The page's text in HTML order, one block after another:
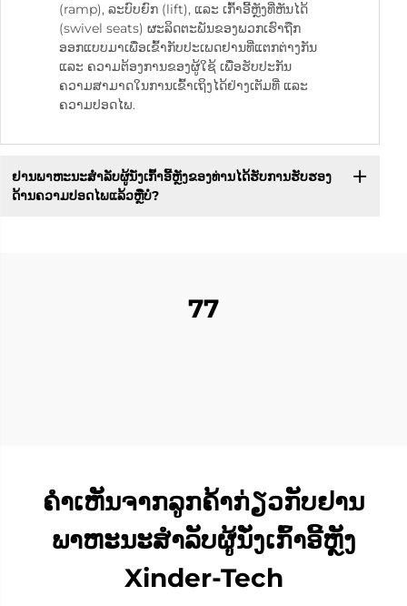
(ramp), ລະບົບຍົກ (lift), ແລະ ເກົ້າອີ້ຫຼັງທີ່ຫັນໄດ້
(swivel seats) ຜະລິດຕະພັນຂອງພວກເຮົາຖືກ
ອອກແບບມາເພື່ອເຂົ້າກັບປະເພດຢານທີ່ແຕກຕ່າງກັນ
ແລະ ຄວາມຕ້ອງການຂອງຜູ້ໃຊ້ ເພື່ອຮັບປະກັນ
ຄວາມສາມາດໃນການເຂົ້າເຖິງໄດ້ຢ່າງເຕັມທີ່ ແລະ
ຄວາມປອດໄພ.
ຢານພາຫະນະສຳລັບຜູ້ນັ່ງເກົ້າອີ້ຫຼັງຂອງທ່ານໄດ້ຮັບການຮັບຮອງ
ດ້ານຄວາມປອດໄພແລ້ວຫຼືບໍ?
77
ຄຳເຫັນຈາກລູກຄ້າກ່ຽວກັບຢານ
ພາຫະນະສຳລັບຜູ້ນັ່ງເກົ້າອີ້ຫຼັງ
Xinder-Tech